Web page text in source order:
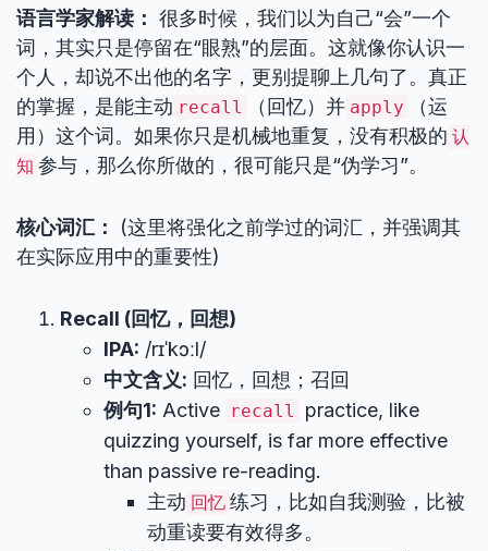
语言学家解读： 很多时候，我们以为自己“会”一个
词，其实只是停留在“眼熟”的层面。这就像你认识一
个人，却说不出他的名字，更别提聊上几句了。真正
的掌握，是能主动 recall （回忆）并 apply
（运
用）这个词。如果你只是机械地重复，没有积极的 认
知 参与，那么你所做的，很可能只是“伪学习”。
核心词汇：
(这里将强化之前学过的词汇，并强调其
在实际应用中的重要性)
Recall (回忆，回想)
IPA: /rɪˈkɔːl/
中文含义: 回忆，回想；召回
例句1: Active recall
practice, like
quizzing yourself, is far more effective
than passive re-reading.
主动 回忆 练习，比如自我测验，比被
动重读要有效得多。